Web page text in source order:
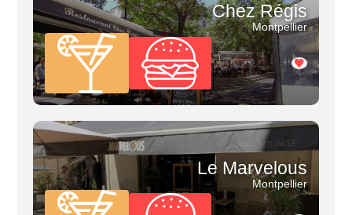
Chez Régis
Montpellier
Le Marvelous
Montpellier